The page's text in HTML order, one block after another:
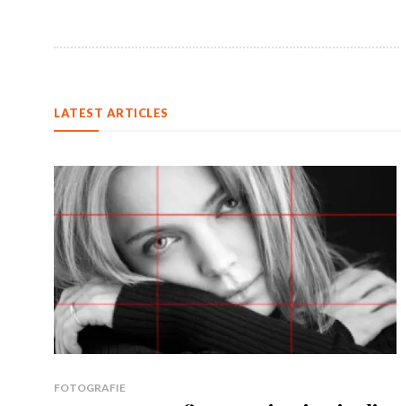
LATEST ARTICLES
FOTOGRAFIE